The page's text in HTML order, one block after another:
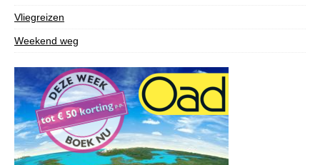
Vliegreizen
Weekend weg